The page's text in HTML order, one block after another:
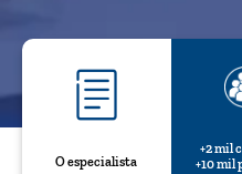
O especialista
+2 mil
+10 mil